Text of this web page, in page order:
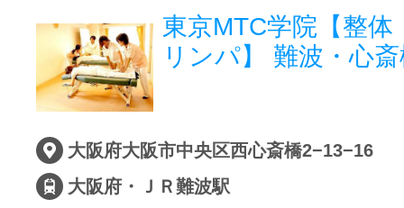
掲載のお問
サイトマッ
東京MTC学院【整体
リンパ】 難波・心
大阪府大阪市中央区西心斎橋2−13−16
大阪府・ＪＲ難波駅